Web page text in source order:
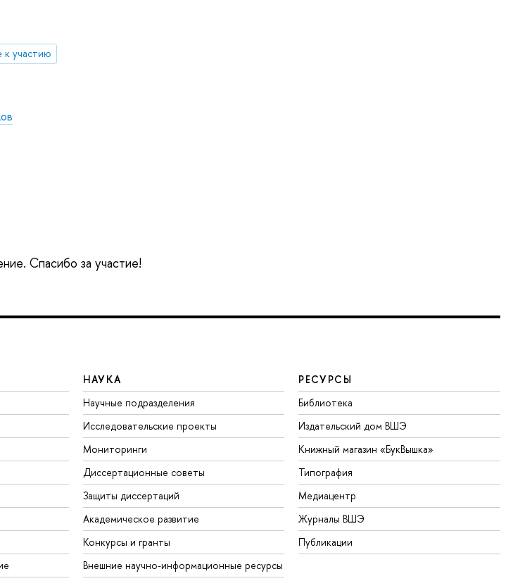
к участию
Спасибо за участие!
НАУКА
Научные подразделения
Исследовательские проекты
Мониторинги
Диссертационные советы
Защиты диссертаций
Академическое развитие
Конкурсы и гранты
Внешние научно-информационные ресурсы
РЕСУРСЫ
Библиотека
Издательский дом ВШЭ
Книжный магазин «БукВышка»
Типография
Медиацентр
Журналы ВШЭ
Публикации